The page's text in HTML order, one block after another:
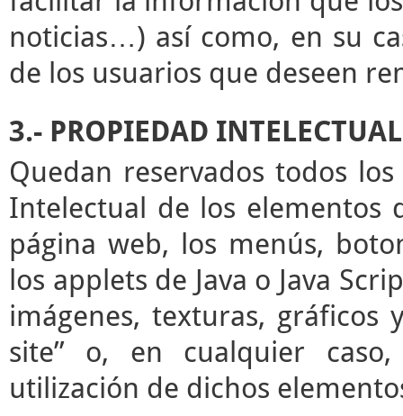
noticias…) así como, en su
de los usuarios que deseen
3.- PROPIEDAD
Quedan reservados todos
Intelectual de los elementos
página web, los menús,
los applets de Java o Java
imágenes, texturas,
site” o, en cualquier
utilización de dichos